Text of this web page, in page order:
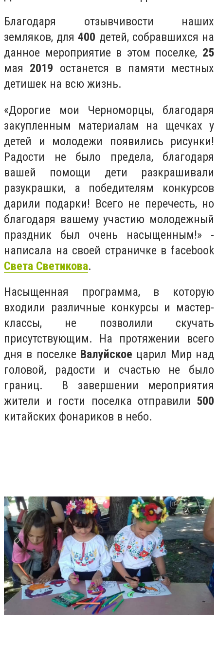
Благодаря отзывчивости наших
земляков, для400 детей, собравшихся на
данное мероприятие в этом поселке, 25
мая 2019 останется в памяти местных
детишек на всю жизнь.
«Дорогие мои Черноморцы, благодаря
закупленным материалам на щечках у
детей и молодежи появились рисунки!
Радости не было предела, благодаря
вашей помощи дети разкрашивали
разукрашки, а победителям конкурсов
дарили подарки! Всего не перечесть, но
благодаря вашему участию молодежный
праздник был очень насыщенным!» -
написала на своей страничке в facebook
Света Светикова.
Насыщенная программа, в которую
входили различные конкурсы и мастер-
классы, не позволили скучать
присутствующим. На протяжении всего
дня в поселке Валуйское царил Мир над
головой, радости и счастью не было
границ. В завершении мероприятия
жители и гости поселка отправили 500
китайских фонариков в небо.